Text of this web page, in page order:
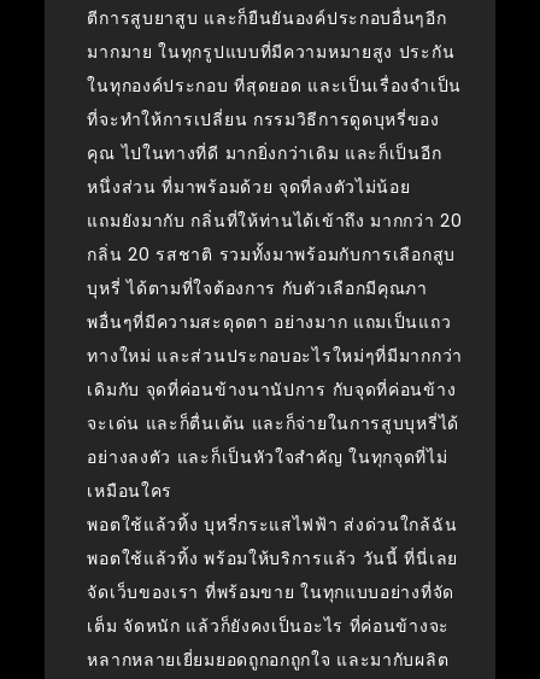
ตีการสูบยาสูบ และก็ยืนยันองค์ประกอบอื่นๆอีก
มากมาย ในทุกรูปแบบที่มีความหมายสูง ประกัน
ในทุกองค์ประกอบ ที่สุดยอด และเป็นเรื่องจำเป็น
ที่จะทำให้การเปลี่ยน กรรมวิธีการดูดบุหรี่ของ
คุณ ไปในทางที่ดี มากยิ่งกว่าเดิม และก็เป็นอีก
หนึ่งส่วน ที่มาพร้อมด้วย จุดที่ลงตัวไม่น้อย
แถมยังมากับ กลิ่นที่ให้ท่านได้เข้าถึง มากกว่า 20
กลิ่น 20 รสชาติ รวมทั้งมาพร้อมกับการเลือกสูบ
บุหรี่ ได้ตามที่ใจต้องการ กับตัวเลือกมีคุณภา
พอื่นๆที่มีความสะดุดตา อย่างมาก แถมเป็นแถว
ทางใหม่ และส่วนประกอบอะไรใหม่ๆที่มีมากกว่า
เดิมกับ จุดที่ค่อนข้างนานัปการ กับจุดที่ค่อนข้าง
จะเด่น และก็ตื่นเต้น และก็จ่ายในการสูบบุหรี่ได้
อย่างลงตัว และก็เป็นหัวใจสำคัญ ในทุกจุดที่ไม่
เหมือนใคร
พอตใช้แล้วทิ้ง บุหรี่กระแสไฟฟ้า ส่งด่วนใกล้ฉัน
พอตใช้แล้วทิ้ง พร้อมให้บริการแล้ว วันนี้ ที่นี่เลย
จัดเว็บของเรา ที่พร้อมขาย ในทุกแบบอย่างที่จัด
เต็ม จัดหนัก แล้วก็ยังคงเป็นอะไร ที่ค่อนข้างจะ
หลากหลายเยี่ยมยอดถูกอกถูกใจ และมากับผลิต